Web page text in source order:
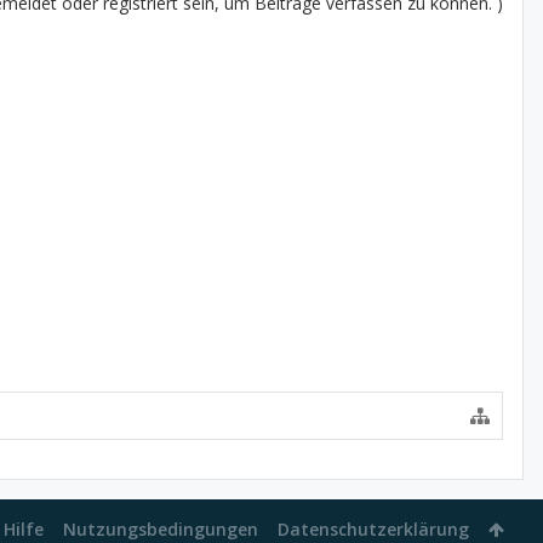
Hilfe Nutzungsbedingungen Datenschutzerklärung